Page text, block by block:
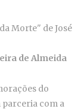
Morte" de José
de Almeida
do
parceria com a